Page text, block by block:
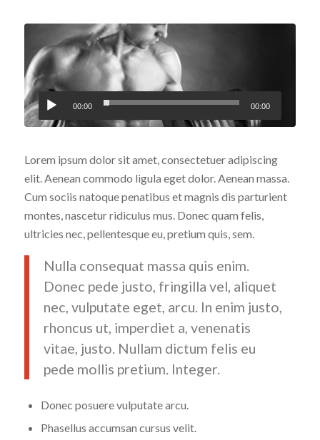
00:00 00:00
Lorem ipsum dolor sit amet, consectetuer adipiscing
elit. Aenean commodo ligula eget dolor. Aenean massa.
Cum sociis natoque penatibus et magnis dis parturient
montes, nascetur ridiculus mus. Donec quam felis,
ultricies nec, pellentesque eu, pretium quis, sem.
Nulla consequat massa quis enim.
Donec pede justo, fringilla vel, aliquet
nec, vulputate eget, arcu. In enim justo,
rhoncus ut, imperdiet a, venenatis
vitae, justo. Nullam dictum felis eu
pede mollis pretium. Integer.
Donec posuere vulputate arcu.
Phasellus accumsan cursus velit.